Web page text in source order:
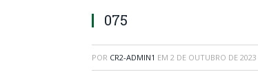
075
POR CR2-ADMIN1 EM 2 DE OUTUBRO DE 2023